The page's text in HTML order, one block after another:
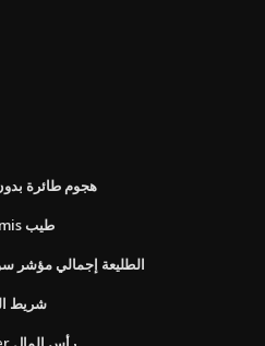
هجوم طائرة
خدمات حقول النفط الذروة waukomis طيب
الطليعة إجمالي مؤشر
شريط